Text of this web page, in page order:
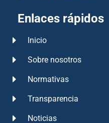
Enlaces rápidos
Inicio
Sobre nosotros
Normativas
Transparencia
Noticias